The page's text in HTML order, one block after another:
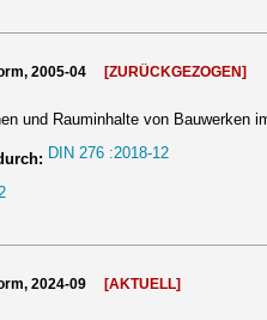
2005-04 [ZURÜCKGEZOGEN]
und Rauminhalte von Bauwerken
DIN 276 :2018-12
2024-09 [AKTUELL]